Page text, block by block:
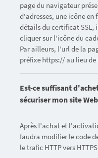
page du navigateur
d'adresses, une icône en
détails du certificat SSL,
cliquer sur l'icône du
Par ailleurs, l'url de la
préfixe https:// au lieu
Est-ce suffisant
sécuriser mon site
Après l'achat et
faudra modifier le code
le trafic HTTP vers